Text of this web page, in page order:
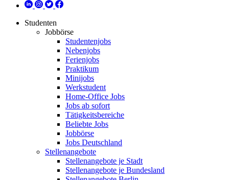
Studenten
Jobbörse
Studentenjobs
Nebenjobs
Ferienjobs
Praktikum
Minijobs
Werkstudent
Home-Office Jobs
Jobs ab sofort
Tätigkeitsbereiche
Beliebte Jobs
Jobbörse
Jobs Deutschland
Stellenangebote
Stellenangebote je Stadt
Stellenangebote je Bundesland